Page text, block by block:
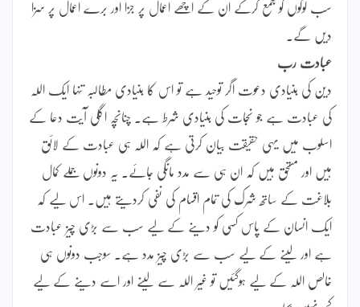
سب لوگوں کو جمع کرکے ان کے اچھے اعمال پر جزا اور برے اعمال پر سزا
دیں گے۔
عبادت رب
دین کی بنیادی دعوت اگر توحید ہے تو اس کا بنیادی مطالبہ تنہا ایک اللہ
کی عبادت ہے جو نجات کی بنیادی شرط ہے۔ چنانچہ اگلی آیت دعا کے
اسلوب میں یہی حقیقت بیان کرتی ہے کہ اللہ ہی عبادت کے لائق
ہیں اور مستحق ہیں کہ ان ہی سے مدد مانگی جائے۔ یہ دونوں جملے کمال
بلاغت کے ساتھ شرک کی تمام اقسام کی نفی کردیتے ہیں۔ اس لیے کہ
ایک انسان کے پاس کسی کو دینے کے لیے سب سے بڑی چیز عبادت
ہے اور لینے کے لیے سب سے بڑی چیز مدد ہے۔ سوجب دونوں ہی
خالص اللہ کے لیے ہوگئیں تو غیر اللہ سے لینے اور اسے دینے کے لیے